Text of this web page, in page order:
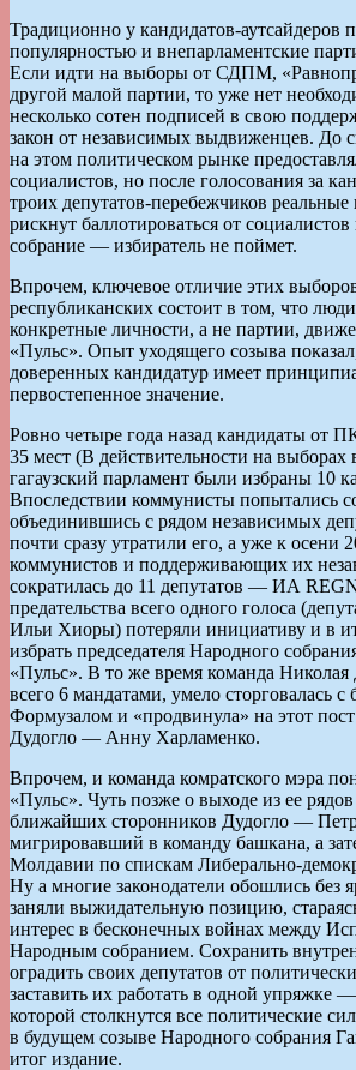
Традиционно у кандидатов-аутсайдеров
популярностью и внепарламентские
Если идти на выборы от СДПМ,
другой малой партии, то уже нет
несколько сотен подписей в свою
закон от независимых выдвиженцев. До
на этом политическом рынке
социалистов, но после голосования за
троих депутатов-перебежчиков
рискнут баллотироваться от
собрание — избиратель не поймет.
Впрочем, ключевое отличие этих
республиканских состоит в том, что люди
конкретные личности, а не партии,
«Пульс». Опыт уходящего созыва
доверенных кандидатур имеет
первостепенное значение.
Ровно четыре года назад кандидаты от
35 мест (В действительности на выборах
гагаузский парламент были избраны 10
Впоследствии коммунисты попытались
объединившись с рядом независимых
почти сразу утратили его, а уже к осени
коммунистов и поддерживающих их
сократилась до 11 депутатов — ИА
предательства всего одного голоса
Ильи Хиоры) потеряли инициативу и в
избрать председателя Народного
«Пульс». В то же время команда Николая
всего 6 мандатами, умело сторговалась
Формузалом и «продвинула» на этот
Дудогло — Анну Харламенко.
Впрочем, и команда комратского мэра
«Пульс». Чуть позже о выходе из ее
ближайших сторонников Дудогло —
мигрировавший в команду башкана, а
Молдавии по спискам Либерально-
Ну а многие законодатели обошлись без
заняли выжидательную позицию,
интерес в бесконечных войнах между
Народным собранием. Сохранить
оградить своих депутатов от
заставить их работать в одной упряжке
которой столкнутся все политические
в будущем созыве Народного собрания
итог издание.